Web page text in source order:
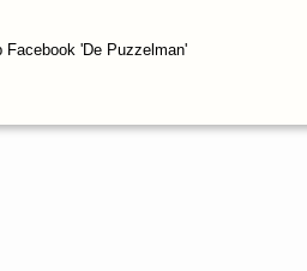
Facebook 'De Puzzelman'